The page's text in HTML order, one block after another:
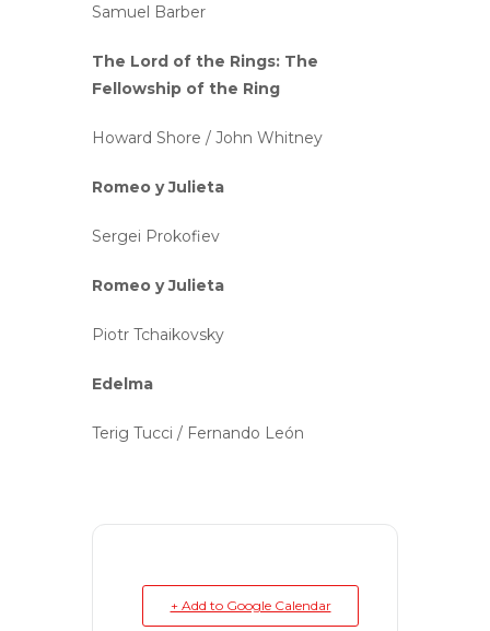
Samuel Barber
The Lord of the Rings: The
Fellowship of the Ring
Howard Shore / John Whitney
Romeo y Julieta
Sergei Prokofiev
Romeo y Julieta
Piotr Tchaikovsky
Edelma
Terig Tucci / Fernando León
+ Add to Google Calendar